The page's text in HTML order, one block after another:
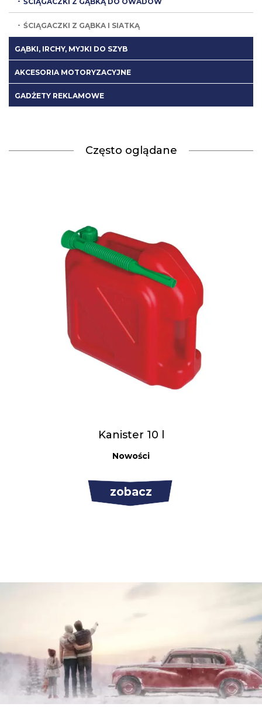
ŚCIĄGACZKI Z GĄBKA I SIATKĄ
GĄBKI, IRCHY, MYJKI DO SZYB
AKCESORIA MOTORYZACYJNE
GADŻETY REKLAMOWE
Często oglądane
Kanister 10 l
Nowości
zobacz